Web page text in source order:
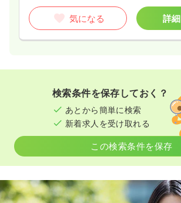
気になる 詳
検索条件を保存しておく？
あとから簡単に検索
新着求人を受け取れる
この検索条件を保存